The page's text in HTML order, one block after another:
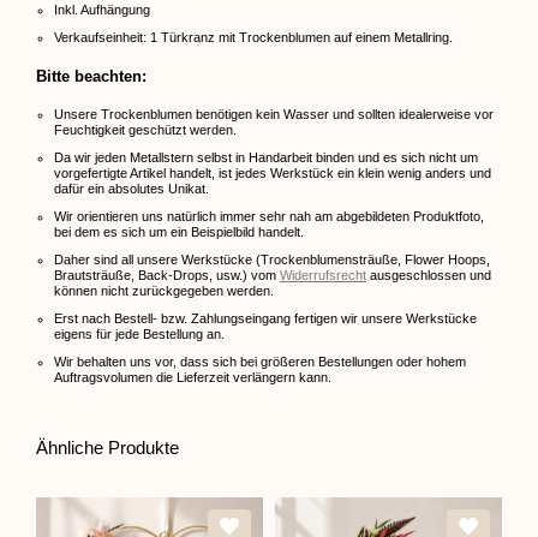
Inkl. Aufhängung
Verkaufseinheit: 1 Türkranz mit Trockenblumen auf einem Metallring.
Bitte beachten:
Unsere Trockenblumen benötigen kein Wasser und sollten idealerweise vor
Feuchtigkeit geschützt werden.
Da wir jeden Metallstern selbst in Handarbeit binden und es sich nicht um
vorgefertigte Artikel handelt, ist jedes Werkstück ein klein wenig anders und
dafür ein absolutes Unikat.
Wir orientieren uns natürlich immer sehr nah am abgebildeten Produktfoto,
bei dem es sich um ein Beispielbild handelt.
Daher sind all unsere Werkstücke (Trockenblumensträuße, Flower Hoops,
Brautsträuße, Back-Drops, usw.) vom Widerrufsrecht ausgeschlossen und
können nicht zurückgegeben werden.
Erst nach Bestell- bzw. Zahlungseingang fertigen wir unsere Werkstücke
eigens für jede Bestellung an.
Wir behalten uns vor, dass sich bei größeren Bestellungen oder hohem
Auftragsvolumen die Lieferzeit verlängern kann.
Ähnliche Produkte